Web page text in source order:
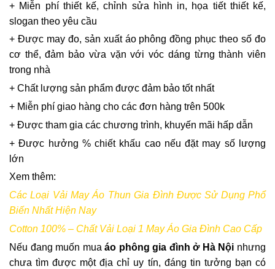
+ Miễn phí thiết kế, chỉnh sửa hình in, họa tiết thiết kế,
slogan theo yêu cầu
+ Được may đo, sản xuất áo phông đồng phục theo số đo
cơ thể, đảm bảo vừa vặn với vóc dáng từng thành viên
trong nhà
+ Chất lượng sản phẩm được đảm bảo tốt nhất
+ Miễn phí giao hàng cho các đơn hàng trên 500k
+ Được tham gia các chương trình, khuyến mãi hấp dẫn
+ Được hưởng % chiết khấu cao nếu đặt may số lượng
lớn
Xem thêm:
Các Loại Vải May Áo Thun Gia Đình Được Sử Dụng Phổ
Biến Nhất Hiện Nay
Cotton 100% – Chất Vải Loại 1 May Áo Gia Đình Cao Cấp
Nếu đang muốn muaáo phông gia đình ở Hà Nội nhưng
chưa tìm được một địa chỉ uy tín, đáng tin tưởng bạn có